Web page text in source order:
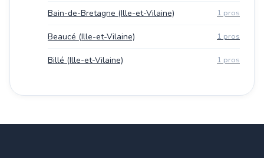
Bain-de-Bretagne (Ille-et-Vilaine) 1 pros
Beaucé (Ille-et-Vilaine) 1 pros
Billé (Ille-et-Vilaine) 1 pros